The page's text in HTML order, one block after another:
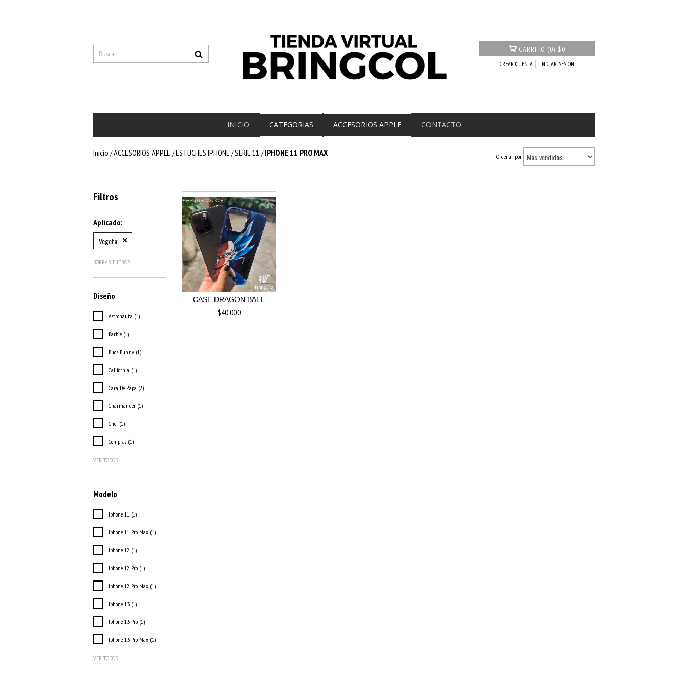
CARRITO (0) $0
CREAR CUENTA INICIAR SESIÓN
INICIO CATEGORIAS ACCESORIOS APPLE CONTACTO
Inicio /ACCESORIOS APPLE /ESTUCHES IPHONE /SERIE 11 / IPHONE 11 PRO MAX Ordenar por
Filtros
Aplicado:
Vegeta
BORRAR FILTROS
Diseño
Astronauta (1)
Barbie (1)
Bugs Bunny (1)
California (1)
Cara De Papa (2)
Charmander (1)
Chef (1)
Compras (1)
VER TODOS
Modelo
Iphone 11 (1)
Iphone 11 Pro Max (1)
Iphone 12 (1)
Iphone 12 Pro (1)
Iphone 12 Pro Max (1)
Iphone 13 (1)
Iphone 13 Pro (1)
Iphone 13 Pro Max (1)
VER TODOS
CASE DRAGON BALL
$40.000